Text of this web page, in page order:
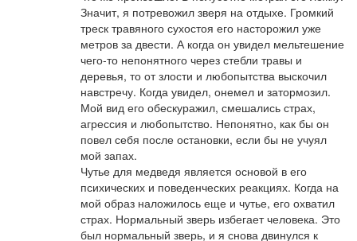
Значит, я потревожил зверя на отдыхе. Громкий
треск травяного сухостоя его насторожил уже
метров за двести. А когда он увидел мельтешение
чего-то непонятного через стебли травы и
деревья, то от злости и любопытства выскочил
навстречу. Когда увидел, онемел и затормозил.
Мой вид его обескуражил, смешались страх,
агрессия и любопытство. Непонятно, как бы он
повел себя после остановки, если бы не учуял
мой запах.
Чутье для медведя является основой в его
психических и поведенческих реакциях. Когда на
мой образ наложилось еще и чутье, его охватил
страх. Нормальный зверь избегает человека. Это
был нормальный зверь, и я снова двинулся к